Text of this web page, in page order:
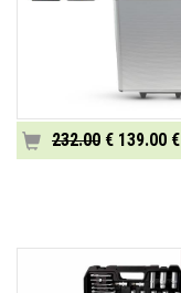
232.00 € 139.00 €